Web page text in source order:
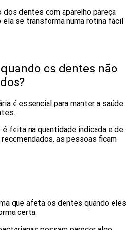
dos dentes com aparelho pareça
se transforma numa rotina fácil
os dentes não
é essencial para manter a saúde
é feita na quantidade indicada e de
as pessoas ficam
que afeta os dentes quando eles
certa.